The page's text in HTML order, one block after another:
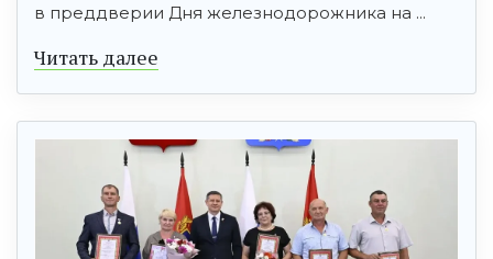
в преддверии Дня железнодорожника на ...
Читать далее